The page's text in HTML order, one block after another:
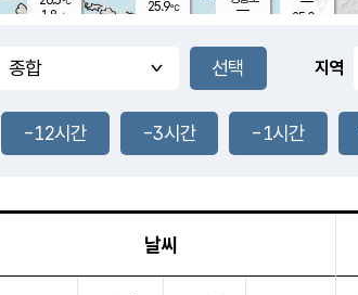
풍도
0.8m/s
25.9℃
25.0
-
1.8 m/s
지역
-12시간 -3시간 -1시간
날씨